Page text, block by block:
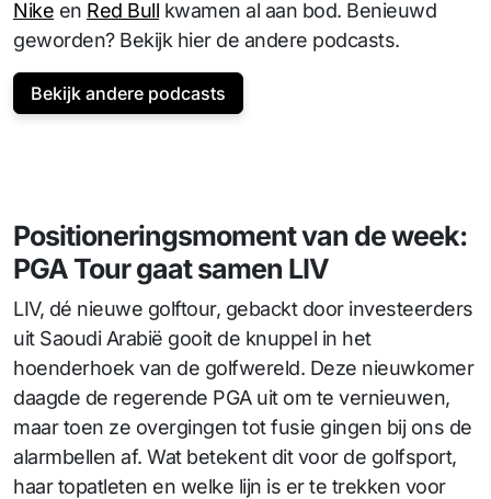
Nike en Red Bull kwamen al aan bod. Benieuwd
geworden? Bekijk hier de andere podcasts.
Bekijk andere podcasts
Positioneringsmoment van de week:
PGA Tour gaat samen LIV
LIV, dé nieuwe golftour, gebackt door investeerders
uit Saoudi Arabië gooit de knuppel in het
hoenderhoek van de golfwereld. Deze nieuwkomer
daagde de regerende PGA uit om te vernieuwen,
maar toen ze overgingen tot fusie gingen bij ons de
alarmbellen af. Wat betekent dit voor de golfsport,
haar topatleten en welke lijn is er te trekken voor